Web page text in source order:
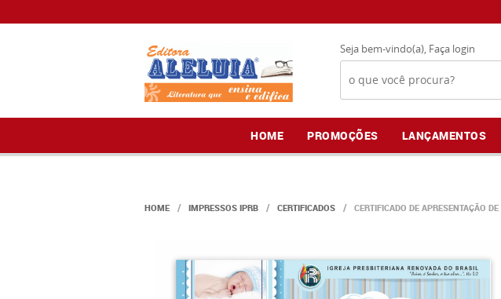
Seja bem-vindo(a), Faça login
HOME PROMOÇÕES LANÇAMENTOS
HOME IMPRESSOS IPRB CERTIFICADOS CERTIFICADO DE APRESENTAÇÃO